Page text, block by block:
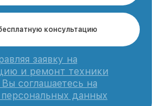
консультацию
заявку на
и ремонт техники
соглашаетесь на
персональных данных